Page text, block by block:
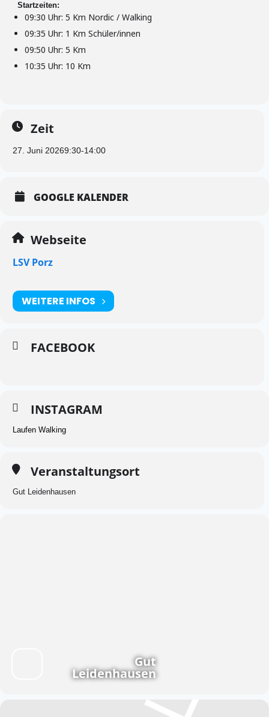
Startzeiten:
09:30 Uhr: 5 Km Nordic / Walking
09:35 Uhr: 1 Km Schüler/innen
09:50 Uhr: 5 Km
10:35 Uhr: 10 Km
Zeit
27. Juni 20269:30-14:00
GOOGLE KALENDER
Webseite
LSV Porz
WEITERE INFOS
FACEBOOK
INSTAGRAM
Laufen Walking
Veranstaltungsort
Gut Leidenhausen
Gut
Leidenhausen